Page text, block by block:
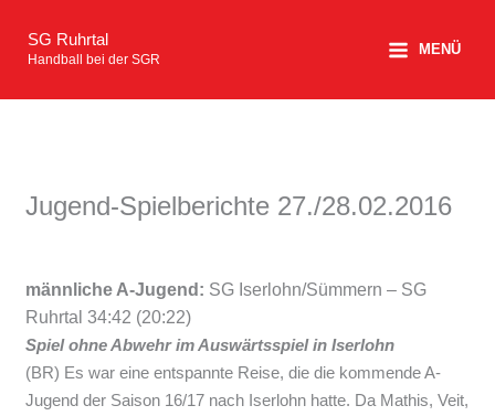
Inhalt
springen
SG Ruhrtal
Handball bei der SGR
MENÜ
Jugend-Spielberichte 27./28.02.2016
männliche A-Jugend: SG Iserlohn/Sümmern – SG
Ruhrtal 34:42 (20:22)
Spiel ohne Abwehr im Auswärtsspiel in Iserlohn
(BR) Es war eine entspannte Reise, die die kommende A-
Jugend der Saison 16/17 nach Iserlohn hatte. Da Mathis, Veit,